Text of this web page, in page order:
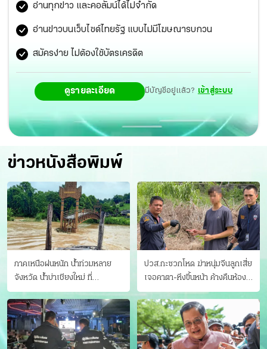
ไทยลาว แห่งที่3 นครพนม-คำม่วน และ 3.งามที่สุด คือ
บรรยากาศสองฝั่งโขงในเขตเทศบาลเมืองนครพนม เที่ยวชม
ความสวยงามของทัศนียภาพสองฝั่งไทย-ลาว แบบใกล้ชิด
เป้าหมายเมื่อแล้วเสร็จจะสามารถเชื่อมไปจนถึงวัดพระ
ธาตุพนม อ.ธาตุพนม จ.นครพนม ที่ตั้งองค์พระธาตุพนม รวม
ระยะทางกว่า 60 กิโลเมตร
อ่านทุกข่าว และคอลัมน์ได้ไม่จำกัด
อ่านข่าวบนเว็บไซต์ไทยรัฐ แบบไม่มีโฆษณารบกวน
สมัครง่าย ไม่ต้องใช้บัตรเครดิต
ดูรายละเอียด มีบัญชีอยู่แล้ว? เข้าสู่ระบบ
ข่าวหนังสือพิมพ์
ภาคเหนือฝนหนัก น้ำท่วมหลาย
จังหวัด นํ้าบ่าเชียงใหม่ ที่
แม่ฮ่องสอน ซัดสะพานขาด
ปวส.กะซวกโหด ฆ่าหนุ่มจีนลูกเสี่ย
เจอคาตา-หึงขึ้นหน้า ค้างคืนห้อง
แฟนสาว